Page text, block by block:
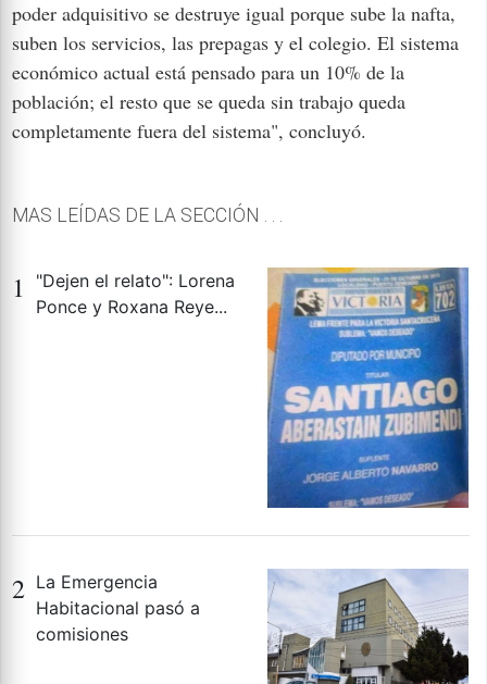
poder adquisitivo se destruye igual porque sube la nafta,
suben los servicios, las prepagas y el colegio. El sistema
económico actual está pensado para un 10% de la
población; el resto que se queda sin trabajo queda
completamente fuera del sistema", concluyó.
MAS LEÍDAS DE LA SECCIÓN . . .
1
"Dejen el relato": Lorena
Ponce y Roxana Reye...
2 La Emergencia
Habitacional pasó a
comisiones